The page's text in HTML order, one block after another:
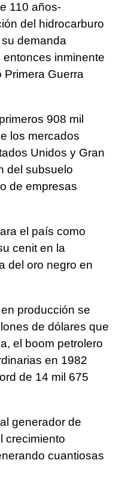
110 años-
del hidrocarburo
demanda
inminente
Primera Guerra
908 mil
los mercados
Unidos y Gran
del subsuelo
de empresas
el país como
cenit en la
del oro negro en
producción se
de dólares que
el boom petrolero
en 1982
de 14 mil 675
generador de
crecimiento
cuantiosas